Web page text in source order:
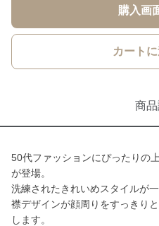
購入画
カート
商
50代ファッションにぴったりの
が登場。
洗練されたきれいめスタイルが
襟デザインが顔周りをすっきり
します。